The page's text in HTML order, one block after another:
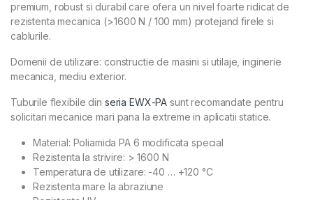
premium, robust si durabil care ofera un nivel foarte ridicat de
rezistenta mecanica (>1600 N / 100 mm) protejand firele si
cablurile.
Domenii de utilizare: constructie de masini si utilaje, inginerie
mecanica, mediu exterior.
Tuburile flexibile din seria EWX-PA sunt recomandate pentru
solicitari mecanice mari pana la extreme in aplicatii statice.
Material: Poliamida PA 6 modificata special
Rezistenta la strivire: > 1600 N
Temperatura de utilizare: -40 … +120 °C
Rezistenta mare la abraziune